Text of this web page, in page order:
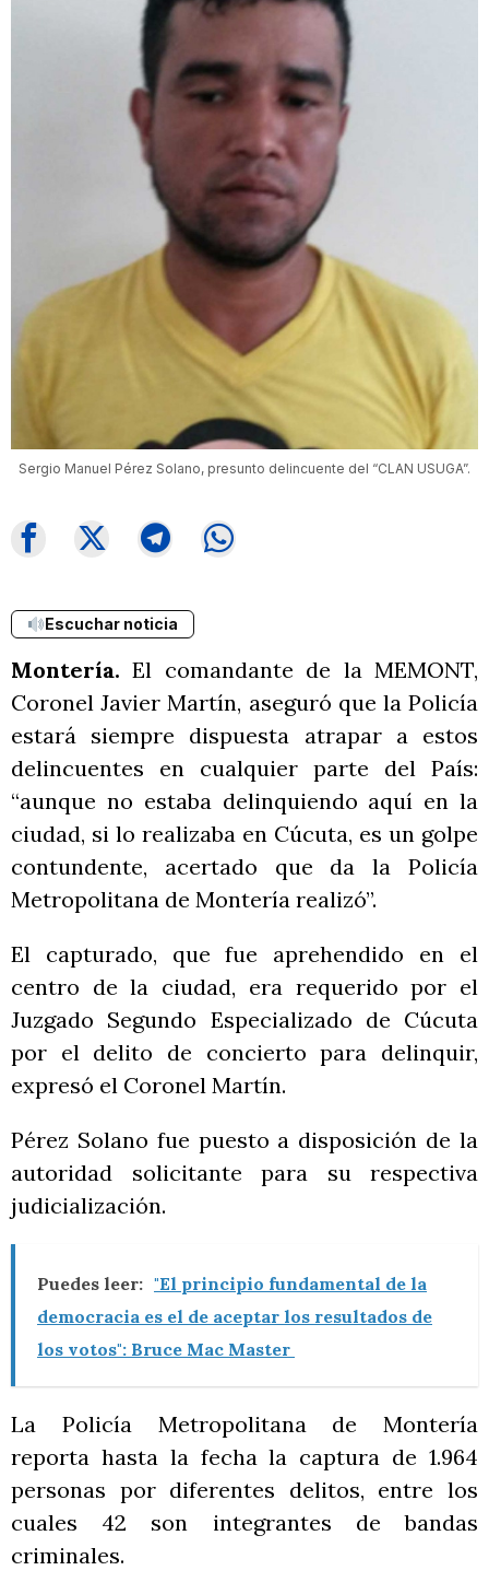
Sergio Manuel Pérez Solano, presunto delincuente del “CLAN USUGA”.
Escuchar noticia
Montería. El comandante de la MEMONT,
Coronel Javier Martín, aseguró que la Policía
estará siempre dispuesta atrapar a estos
delincuentes en cualquier parte del País:
“aunque no estaba delinquiendo aquí en la
ciudad, si lo realizaba en Cúcuta, es un golpe
contundente, acertado que da la Policía
Metropolitana de Montería realizó”.
El capturado, que fue aprehendido en el
centro de la ciudad, era requerido por el
Juzgado Segundo Especializado de Cúcuta
por el delito de concierto para delinquir,
expresó el Coronel Martín.
Pérez Solano fue puesto a disposición de la
autoridad solicitante para su respectiva
judicialización.
Puedes leer: "El principio fundamental de la
democracia es el de aceptar los resultados de
los votos": Bruce Mac Master
La Policía Metropolitana de Montería
reporta hasta la fecha la captura de 1.964
personas por diferentes delitos, entre los
cuales 42 son integrantes de bandas
criminales.